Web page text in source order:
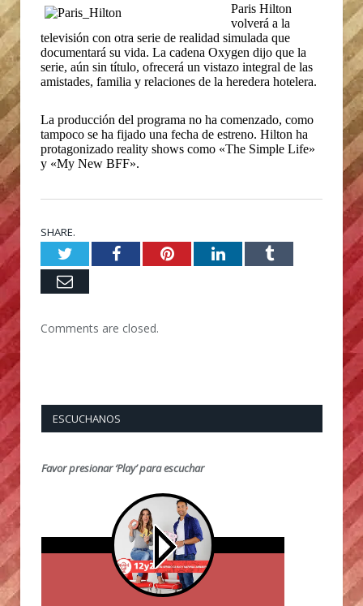
Paris Hilton
volverá a la
televisión con otra serie de realidad simulada que
documentará su vida. La cadena Oxygen dijo que la
serie, aún sin título, ofrecerá un vistazo integral de las
amistades, familia y relaciones de la heredera hotelera.
La producción del programa no ha comenzado, como
tampoco se ha fijado una fecha de estreno. Hilton ha
protagonizado reality shows como «The Simple Life»
y «My New BFF».
SHARE.
TwitterFacebookPinterestLinkedInTumblr
Email
Comments are closed.
ESCUCHANOS
Favor presionar ‘Play’ para escuchar